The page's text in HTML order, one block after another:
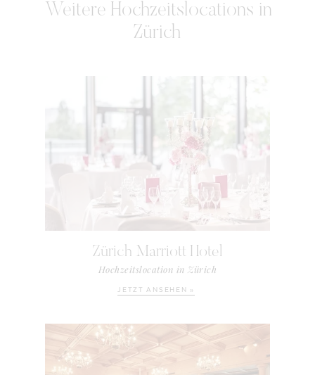
Weitere Hochzeitslocations in
Zürich
Zürich Marriott Hotel
Hochzeitslocation in Zürich
JETZT ANSEHEN »